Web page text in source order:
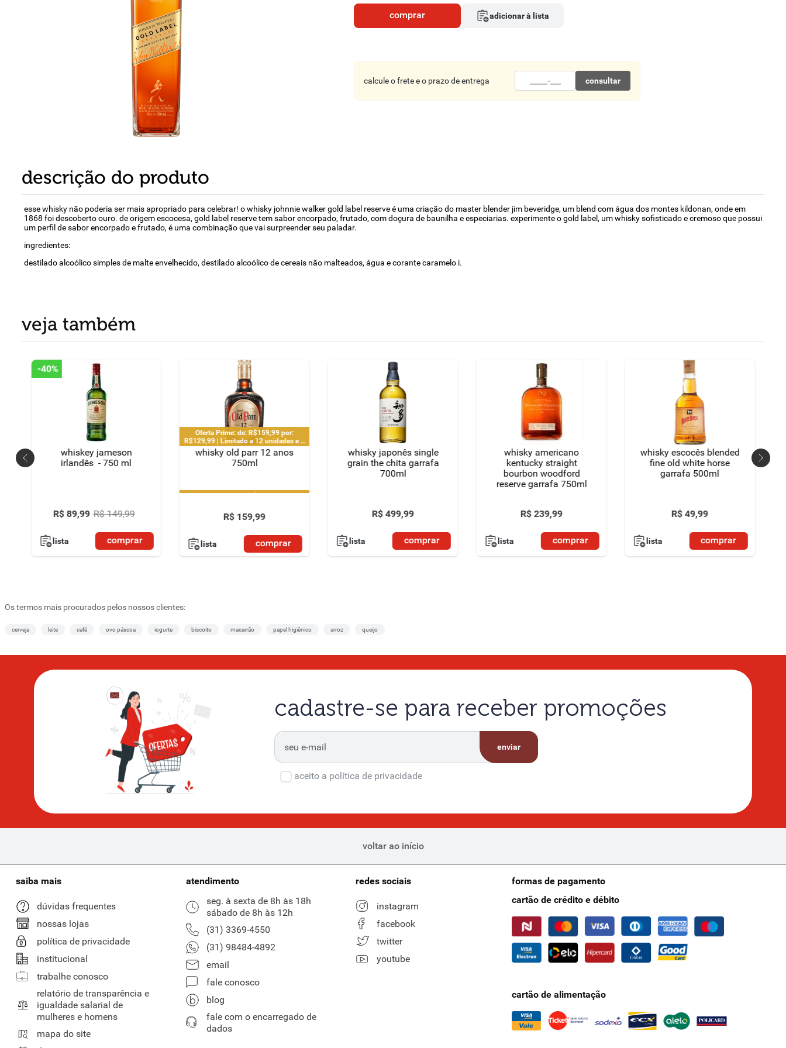
comprar adicionar à lista
calcule o frete e o prazo de entrega consultar
descrição do produto
esse whisky não poderia ser mais apropriado para celebrar! o whisky johnnie walker gold label reserve é uma criação do master blender jim beveridge, um blend com água dos montes kildonan, onde em
1868 foi descoberto ouro. de origem escocesa, gold label reserve tem sabor encorpado, frutado, com doçura de baunilha e especiarias. experimente o gold label, um whisky sofisticado e cremoso que possui
um perfil de sabor encorpado e frutado, é uma combinação que vai surpreender seu paladar.
ingredientes:
destilado alcoólico simples de malte envelhecido, destilado alcoólico de cereais não malteados, água e corante caramelo i.
veja também
-40%
whiskey jameson
irlandês - 750 ml
R$ 89,99 R$ 149,99
lista comprar
Oferta Prime: de: R$159,99 por:
R$129,99 | Limitado a 12 unidades e 1
pedido por CPF
whisky old parr 12 anos
750ml
Oferta Prime: de: R$159,99 por:
pedido por CPF
R$ 159,99
lista comprar
whisky japonês single
grain the chita garrafa
700ml
R$ 499,99
lista comprar
whisky americano
kentucky straight
bourbon woodford
reserve garrafa 750ml
R$ 239,99
lista comprar
whisky escocês blended
fine old white horse
garrafa 500ml
R$ 49,99
lista comprar
Os termos mais procurados pelos nossos clientes:
cerveja leite café ovo páscoa iogurte biscoito macarrão papel higiênico arroz queijo
cadastre-se para receber promoções
enviar
aceito a política de privacidade
voltar ao início
saiba mais
dúvidas frequentes
nossas lojas
política de privacidade
institucional
trabalhe conosco
relatório de transparência e
igualdade salarial de
mulheres e homens
mapa do site
atendimento
seg. à sexta de 8h às 18h
sábado de 8h às 12h
(31) 3369-4550
(31) 98484-4892
email
fale conosco
blog
fale com o encarregado de
dados
redes sociais
instagram
facebook
twitter
youtube
formas de pagamento
cartão de crédito e débito
cartão de alimentação
8º detergente
9º macarrão
chocolate